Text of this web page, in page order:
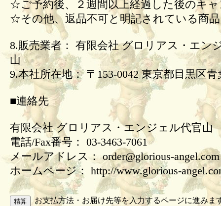
☆ご予約後、２週間以上経過した後のキ
☆その他、返品不可と明記されている商
8.販売業者： 有限会社 グロリアス・エン
山
9.本社所在地： 〒153-0042 東京都目黒区青
■連絡先
有限会社 グロリアス・エンジェル代官山
電話/Fax番号： 03-3463-7061
メールアドレス： order@glorious-angel.com
ホームページ： http://www.glorious-
お支払方法・お届け先等を入力するページに進みま